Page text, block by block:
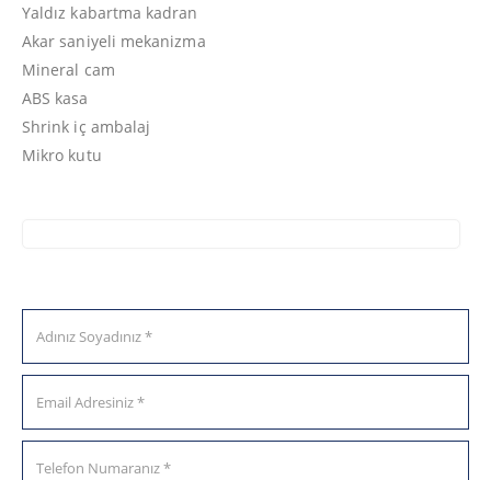
Yaldız kabartma kadran
Akar saniyeli mekanizma
Mineral cam
ABS kasa
Shrink iç ambalaj
Mikro kutu